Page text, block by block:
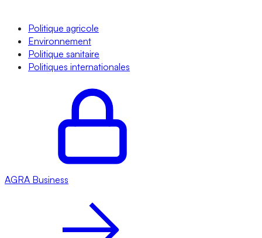
Politique agricole
Environnement
Politique sanitaire
Politiques internationales
AGRA Business